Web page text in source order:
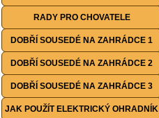
RADY PRO CHOVATELE
DOBŘÍ SOUSEDÉ NA ZAHRÁDCE 1
DOBŘÍ SOUSEDÉ NA ZAHRÁDCE 2
DOBŘÍ SOUSEDÉ NA ZAHRÁDCE 3
JAK POUŽÍT ELEKTRICKÝ OHRADNÍK